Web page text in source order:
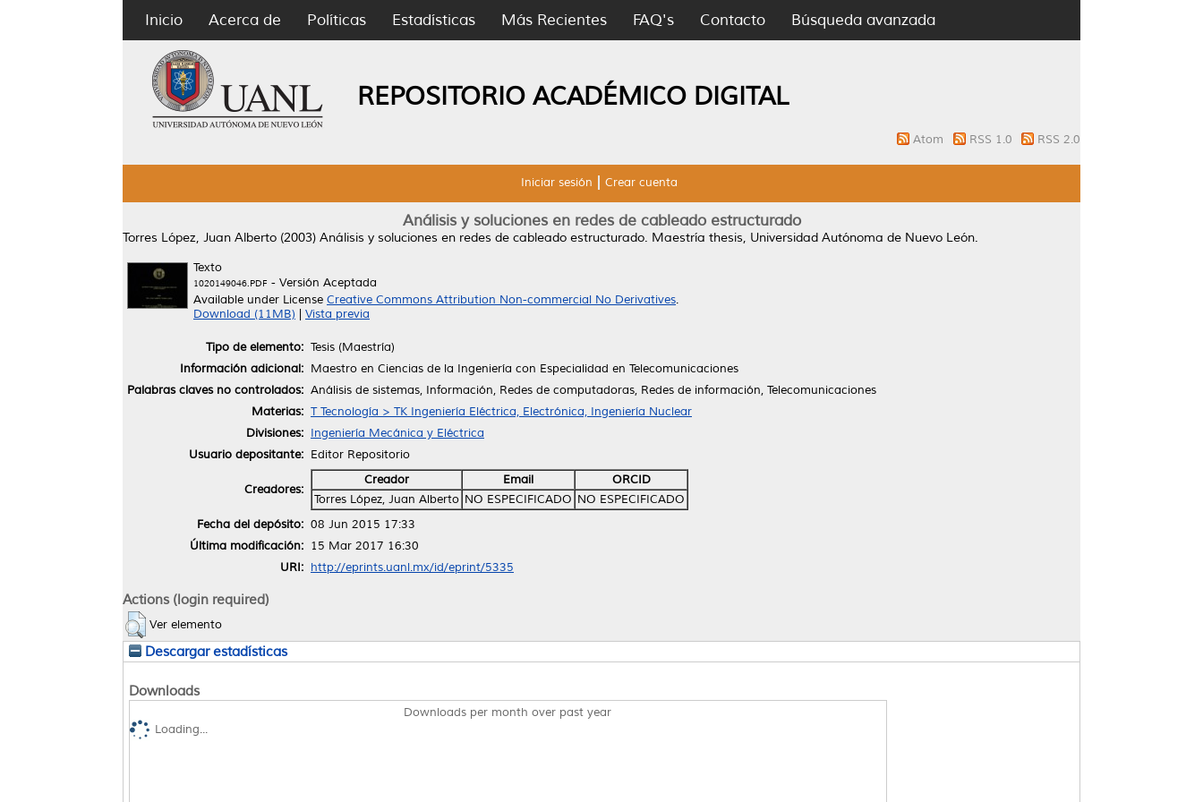
Inicio Acerca de Políticas Estadísticas Más Recientes FAQ's Contacto Búsqueda avanzada
REPOSITORIO ACADÉMICO DIGITAL
Atom RSS 1.0 RSS 2.0
Iniciar sesión Crear cuenta
Análisis y soluciones en redes de cableado estructurado
Torres López, Juan Alberto (2003) Análisis y soluciones en redes de cableado estructurado. Maestría thesis, Universidad Autónoma de Nuevo León.
Texto
1020149046.PDF - Versión Aceptada
Available under License Creative Commons Attribution Non-commercial No Derivatives.
Download (11MB)
Vista previa
Tipo de elemento: Tesis (Maestría)
Información adicional: Maestro en Ciencias de la Ingeniería con Especialidad en Telecomunicaciones
Palabras claves no controlados: Análisis de sistemas, Información, Redes de computadoras, Redes de información, Telecomunicaciones
Materias: T Tecnología > TK Ingeniería Eléctrica, Electrónica, Ingeniería Nuclear
Divisiones: Ingeniería Mecánica y Eléctrica
Usuario depositante: Editor Repositorio
Creadores:
Creador Email
ORCID
Torres López, Juan Alberto NO ESPECIFICADO NO ESPECIFICADO
Fecha del depósito: 08 Jun 2015 17:33
Última modificación: 15 Mar 2017 16:30
URI: http://eprints.uanl.mx/id/eprint/5335
Actions (login required)
Ver elemento
Descargar estadísticas
Downloads
Downloads per month over past year
Loading...